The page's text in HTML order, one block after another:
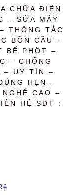
CHỮA ĐIỆN
– SỬA MÁY
THÔNG TẮC
BỒN CẦU –
BỂ PHỐT –
– CHỐNG
– UY TÍN –
HẸN –
CAO –
HỆ SĐT :